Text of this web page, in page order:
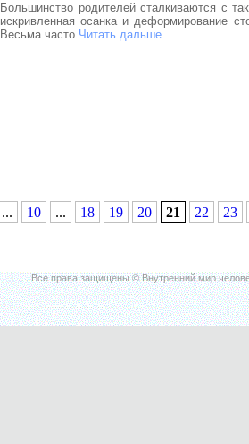
Большинство родителей сталкиваются с
искривленная осанка и деформирование
Весьма часто Читать дальше..
... 10 ... 18 19 20 21 22
23
Все права защищены © Внутренний мир